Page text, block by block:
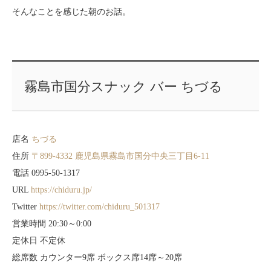
そんなことを感じた朝のお話。
霧島市国分スナック バー ちづる
店名 ちづる
住所 〒899-4332 鹿児島県霧島市国分中央三丁目6-11
電話 0995-50-1317
URL https://chiduru.jp/
Twitter https://twitter.com/chiduru_501317
営業時間 20:30～0:00
定休日 不定休
総席数 カウンター9席 ボックス席14席～20席